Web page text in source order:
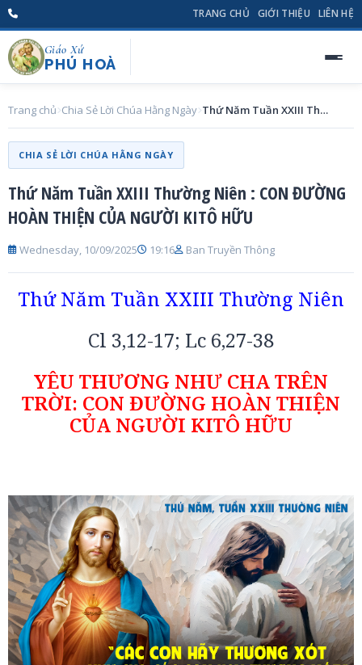
TRANG CHỦ GIỚI THIỆU LIÊN HỆ
Giáo Xứ
PHÚ HOÀ
Trang chủ Chia Sẻ Lời Chúa Hằng Ngày Thứ Năm Tuần XXIII Thường Niên : CON ĐƯỜNG HOÀN THIỆN CỦA NGƯỜI KITÔ HỮU
CHIA SẺ LỜI CHÚA HẰNG NGÀY
Thứ Năm Tuần XXIII Thường Niên : CON ĐƯỜNG
HOÀN THIỆN CỦA NGƯỜI KITÔ HỮU
Wednesday, 10/09/2025 19:16 Ban Truyền Thông
Thứ Năm Tuần XXIII Thường Niên
Cl 3,12-17; Lc 6,27-38
YÊU THƯƠNG NHƯ CHA TRÊN
TRỜI: CON ĐƯỜNG HOÀN THIỆN
CỦA NGƯỜI KITÔ HỮU